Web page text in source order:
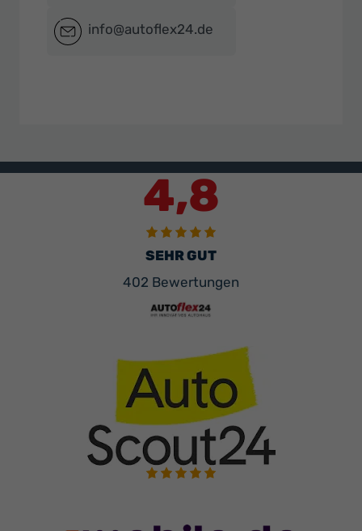
info@autoflex24.de
4,8
SEHR GUT
402 Bewertungen